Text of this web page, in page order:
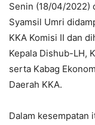
Senin (18/04/2022)
Syamsil Umri
KKA Komisi II dan
Kepala Dishub-LH,
serta Kabag
Daerah KKA.
Dalam kesempatan